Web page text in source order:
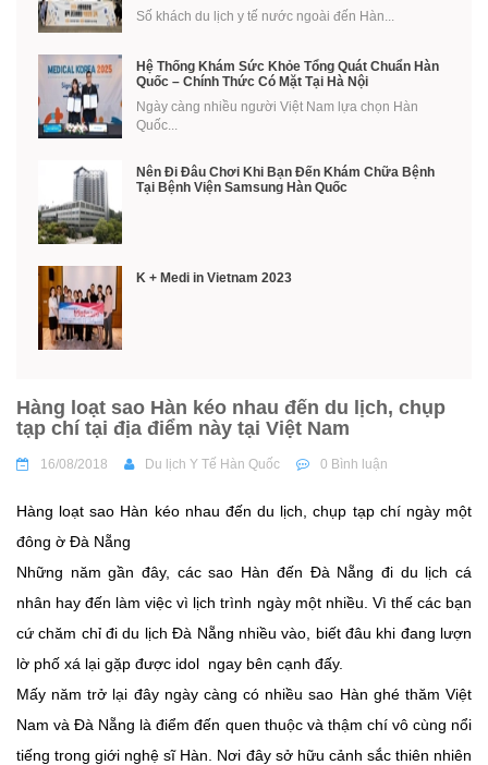
Số khách du lịch y tế nước ngoài đến Hàn...
Hệ Thống Khám Sức Khỏe Tổng Quát Chuẩn Hàn
Quốc – Chính Thức Có Mặt Tại Hà Nội
Ngày càng nhiều người Việt Nam lựa chọn Hàn
Quốc...
Nên Đi Đâu Chơi Khi Bạn Đến Khám Chữa Bệnh
Tại Bệnh Viện Samsung Hàn Quốc
K + Medi in Vietnam 2023
Hàng loạt sao Hàn kéo nhau đến du lịch, chụp
tạp chí tại địa điểm này tại Việt Nam
16/08/2018 Du lịch Y Tế Hàn Quốc 0 Bình luận
Hàng loạt sao Hàn kéo nhau đến du lịch, chụp tạp chí ngày một
đông ờ Đà Nẵng
Những năm gần đây, các sao Hàn đến Đà Nẵng đi du lịch cá
nhân hay đến làm việc vì lịch trình ngày một nhiều. Vì thế các bạn
cứ chăm chỉ đi du lịch Đà Nẵng nhiều vào, biết đâu khi đang lượn
lờ phố xá lại gặp được idol ngay bên cạnh đấy.
Mấy năm trở lại đây ngày càng có nhiều sao Hàn ghé thăm Việt
Nam và Đà Nẵng là điểm đến quen thuộc và thậm chí vô cùng nổi
tiếng trong giới nghệ sĩ Hàn. Nơi đây sở hữu cảnh sắc thiên nhiên